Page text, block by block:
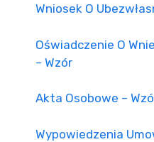
Wniosek O
Oświadczenie O
– Wzór
Akta Osobowe –
Wypowiedzenia